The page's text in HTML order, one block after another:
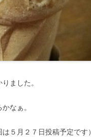
ました。
なぁ。
５月２７日投稿予定です）